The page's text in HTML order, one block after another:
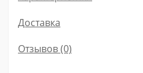
Доставка
Отзывов (0)